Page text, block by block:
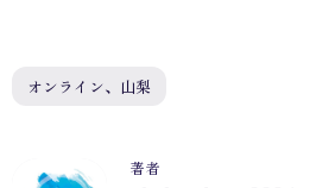
オンライン、山梨
著者